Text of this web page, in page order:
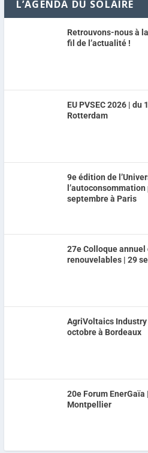
L’AGENDA DU SOLAIRE
Retrouvons-nous à
fil de l’actualité !
EU PVSEC 2026 | du
Rotterdam
9e édition de
septembre à Paris
27e Colloque
renouvelables | 29
AgriVoltaics Industry
octobre à Bordeaux
20e Forum EnerGaïa
Montpellier